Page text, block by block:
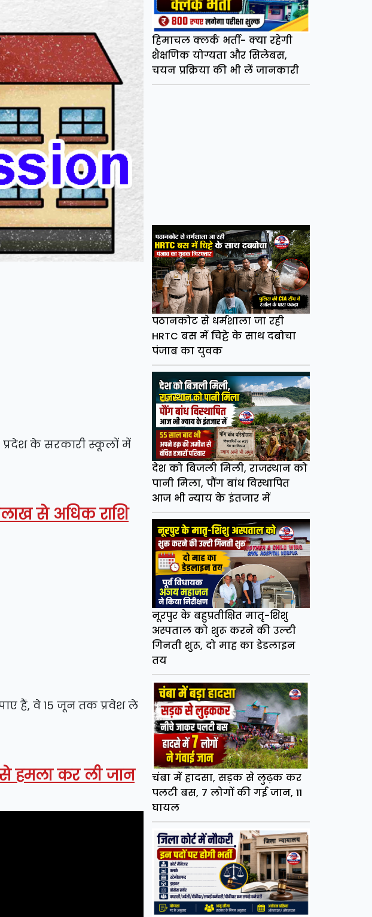
प्रदेश के सरकारी स्कूलों में
से अधिक राशि
पाए हैं, वे 15 जून तक प्रवेश ले
से हमला कर ली जान
हिमाचल क्लर्क भर्ती- क्या रहेगी
शैक्षणिक योग्यता और सिलेबस,
चयन प्रक्रिया की भी लें जानकारी
पठानकोट से धर्मशाला जा रही
HRTC बस में चिट्टे के साथ दबोचा
पंजाब का युवक
देश को बिजली मिली, राजस्थान को
पानी मिला, पौंग बांध विस्थापित
आज भी न्याय के इंतजार में
नूरपुर के बहुप्रतीक्षित मातृ-शिशु
अस्पताल को शुरू करने की उल्टी
गिनती शुरू, दो माह का डेडलाइन
तय
चंबा में हादसा, सड़क से लुढ़क कर
पलटी बस, 7 लोगों की गई जान, 11
घायल